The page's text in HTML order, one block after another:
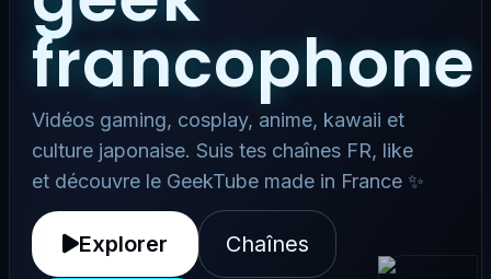
francophone
Vidéos gaming, cosplay, anime, kawaii et
culture japonaise. Suis tes chaînes FR, like
et découvre le GeekTube made in France ✨
Explorer Chaînes